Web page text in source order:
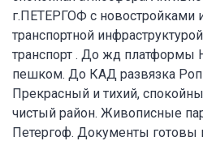
г.ПЕТЕРГОФ с новостройками
транспортной
транспорт . До жд платформы
пешком. До КАД развязка
Прекрасный и тихий,
чистый район. Живописные
Петергоф. Документы готовы